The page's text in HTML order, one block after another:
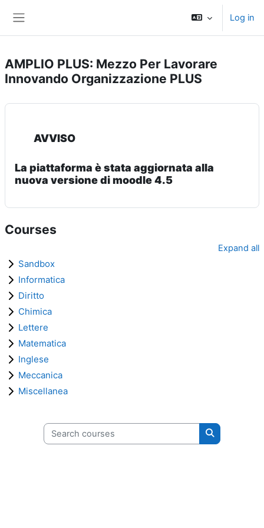
Log in
AMPLIO PLUS: Mezzo Per Lavorare
Innovando Organizzazione PLUS
AVVISO
La piattaforma è stata aggiornata alla
nuova versione di moodle 4.5
Courses
Expand all
Sandbox
Informatica
Diritto
Chimica
Lettere
Matematica
Inglese
Meccanica
Miscellanea
Search courses
Search